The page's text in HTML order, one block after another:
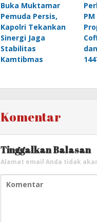
Buka Muktamar
Pemuda Persis,
Kapolri Tekankan
Sinergi Jaga
Stabilitas
Kamtibmas
Komentar
Tinggalkan Balasan
Alamat email Anda tidak